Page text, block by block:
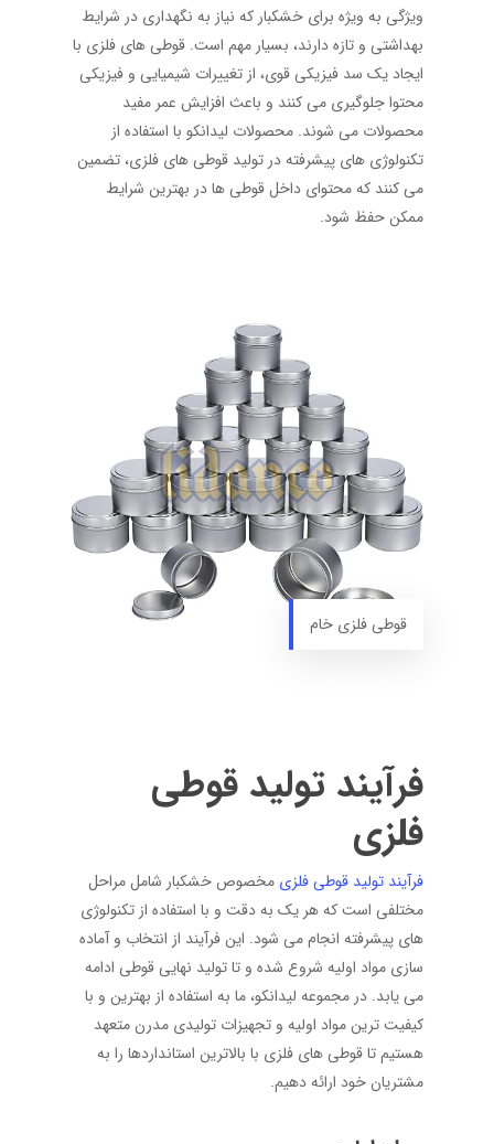
ویژگی به ویژه برای خشکبار که نیاز به نگهداری در شرایط
بهداشتی و تازه دارند، بسیار مهم است. قوطی ‌های فلزی با
ایجاد یک سد فیزیکی قوی، از تغییرات شیمیایی و فیزیکی
محتوا جلوگیری می‌ کنند و باعث افزایش عمر مفید
محصولات می ‌شوند. محصولات لیدانکو با استفاده از
تکنولوژی‌ های پیشرفته در تولید قوطی‌ های فلزی، تضمین
می‌ کنند که محتوای داخل قوطی‌ ها در بهترین شرایط
ممکن حفظ شود.
قوطی فلزی خام
فرآیند تولید قوطی
فلزی
فرآیند تولید قوطی فلزی مخصوص خشکبار شامل مراحل
مختلفی است که هر یک به دقت و با استفاده از تکنولوژی‌
های پیشرفته انجام می‌ شود. این فرآیند از انتخاب و آماده‌
سازی مواد اولیه شروع شده و تا تولید نهایی قوطی ادامه
می ‌یابد. در مجموعه لیدانکو، ما به استفاده از بهترین و با
کیفیت ‌ترین مواد اولیه و تجهیزات تولیدی مدرن متعهد
هستیم تا قوطی ‌های فلزی با بالاترین استانداردها را به
مشتریان خود ارائه دهیم.